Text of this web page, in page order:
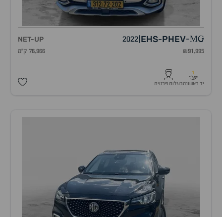
MG
-
EHS-PHEV
2022
NET-UP
₪91,995 76,966 ק"מ
1
יד ראשונהבעלות פרטית